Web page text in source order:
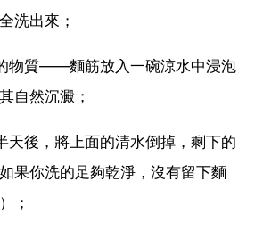
洗出來；
物質——麵筋放入一碗涼水中浸泡
自然沉澱；
天後，將上面的清水倒掉，剩下的
果你洗的足夠乾淨，沒有留下麵
；